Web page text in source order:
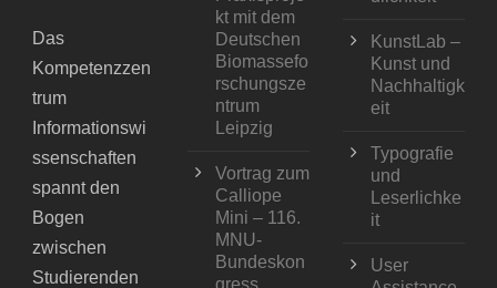
Das
Kompetenzzen
trum
Informationswi
ssenschaften
spannt den
Bogen
zwischen
Studierenden
kt mit dem
Deutschen
Biomassefo
rschungsze
ntrum
Leipzig
Vortrag zum
Calliope
Mini – 116.
MNU-
Bundeskon
KunstLab –
Kunst und
Nachhaltigk
eit
Typografie
und
Leserlichke
it
User